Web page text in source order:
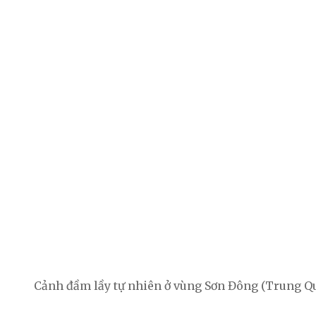
Cảnh đầm lầy tự nhiên ở vùng Sơn Đông (Trung